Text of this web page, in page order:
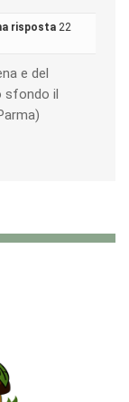
risposta 22
e del
sfondo il